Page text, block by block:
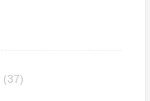
(37)